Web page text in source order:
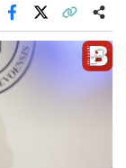
Facebook